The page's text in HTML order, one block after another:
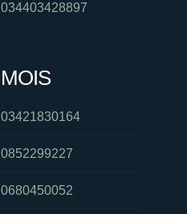
034403428897
MOIS
03421830164
0852299227
0680450052